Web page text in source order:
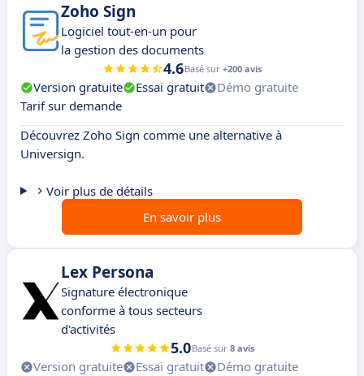
Zoho Sign
Logiciel tout-en-un pour
la gestion des documents
4.6Basé sur +200 avis
Version gratuite Essai gratuit
Démo gratuite
Tarif sur demande
Découvrez Zoho Sign comme une alternative à
Universign.
Voir plus de détails
En savoir plus
Lex Persona
Signature électronique
conforme à tous secteurs
d'activités
5.0Basé sur 8 avis
Version gratuite Essai gratuit
Démo gratuite